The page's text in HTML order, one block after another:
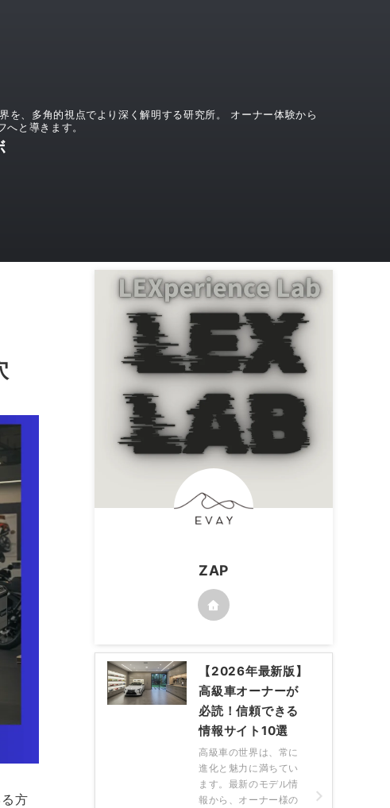
、多角的視点でより深く解明する研究所。 オーナー体験から
と導きます。
方
ZAP
【2026年最新版】
高級車オーナーが
必読！信頼できる
情報サイト10選
高級車の世界は、常に
進化と魅力に満ちてい
ます。最新のモデル情
報から、オーナー様の